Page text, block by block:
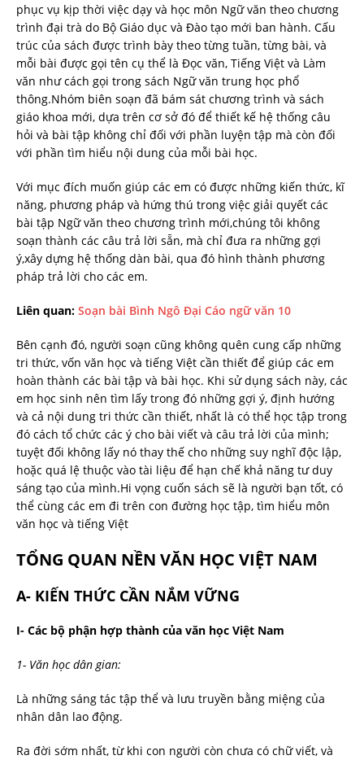
phục vụ kịp thời việc dạy và học môn Ngữ văn theo chương
trình đại trà do Bộ Giáo dục và Đào tạo mới ban hành. Cấu
trúc của sách được trình bày theo từng tuần, từng bài, và
mỗi bài được gọi tên cụ thể là Đọc văn, Tiếng Việt và Làm
văn như cách gọi trong sách Ngữ văn trung học phổ
thông.Nhóm biên soạn đã bám sát chương trình và sách
giáo khoa mới, dựa trên cơ sở đó để thiết kế hệ thống câu
hỏi và bài tập không chỉ đối với phần luyện tập mà còn đối
với phần tìm hiểu nội dung của mỗi bài học.
Với mục đích muốn giúp các em có được những kiến thức, kĩ
năng, phương pháp và hứng thú trong việc giải quyết các
bài tập Ngữ văn theo chương trình mới,chúng tôi không
soạn thành các câu trả lời sẵn, mà chỉ đưa ra những gợi
ý,xây dựng hệ thống dàn bài, qua đó hình thành phương
pháp trả lời cho các em.
Liên quan: Soạn bài Bình Ngô Đại Cáo ngữ văn 10
Bên cạnh đó, người soạn cũng không quên cung cấp những
tri thức, vốn văn học và tiếng Việt cần thiết để giúp các em
hoàn thành các bài tập và bài học. Khi sử dụng sách này, các
em học sinh nên tìm lấy trong đó những gợi ý, định hướng
và cả nội dung tri thức cần thiết, nhất là có thể học tập trong
đó cách tổ chức các ý cho bài viết và câu trả lời của mình;
tuyệt đối không lấy nó thay thế cho những suy nghĩ độc lập,
hoặc quá lệ thuộc vào tài liệu để hạn chế khả năng tư duy
sáng tạo của mình.Hi vọng cuốn sách sẽ là người bạn tốt, có
thể cùng các em đi trên con đường học tập, tìm hiểu môn
văn học và tiếng Việt
TỔNG QUAN NỀN VĂN HỌC VIỆT NAM
A- KIẾN THỨC CẦN NẮM VỮNG
I- Các bộ phận hợp thành của văn học Việt Nam
1- Văn học dân gian:
Là những sáng tác tập thể và lưu truyền bằng miệng của
nhân dân lao động.
Ra đời sớm nhất, từ khi con người còn chưa có chữ viết, và